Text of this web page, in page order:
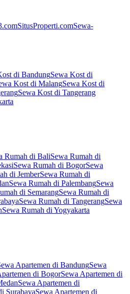
SitusProperti.comSewa-
di BandungSewa Kost di
Kost di MalangSewa Kost di
Sewa Kost di Tangerang
Rumah di BaliSewa Rumah di
Sewa Rumah di BogorSewa
di JemberSewa Rumah di
Sewa Rumah di PalembangSewa
di SemarangSewa Rumah di
Sewa Rumah di TangerangSewa
Sewa Rumah di Yogyakarta
Apartemen di BandungSewa
di BogorSewa Apartemen di
Sewa Apartemen di
SurabayaSewa Apartemen di